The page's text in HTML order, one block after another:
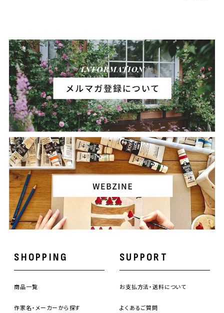
SHOPPING
商品一覧
作家名・メーカーから探す
SUPPORT
お支払方法・送料について
よくあるご質問